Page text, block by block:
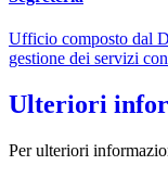
Ufficio composto dal
gestione dei servizi
Ulteriori
Per ulteriori